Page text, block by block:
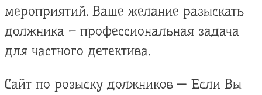
мероприятий. Ваше желание разыскать
должника – профессиональная задача
для частного детектива.
Сайт по розыску должников — Если Вы